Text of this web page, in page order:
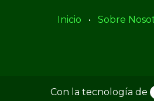
Inicio • Sobre
Con la tecnología de